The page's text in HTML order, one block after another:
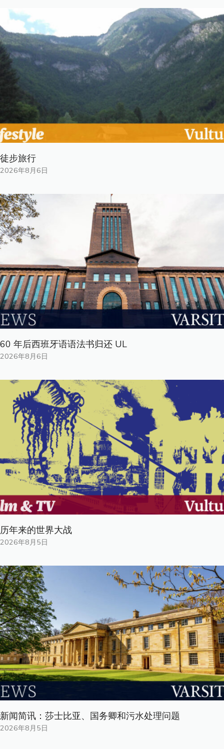
徒步旅行
2026年8月6日
60 年后西班牙语语法书归还 UL
2026年8月6日
历年来的世界大战
2026年8月5日
新闻简讯：莎士比亚、国务卿和污水处理问题
2026年8月5日